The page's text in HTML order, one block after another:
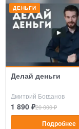
ДЕНЬГИ
Делай деньги
Дмитрий Богданов
1 890 ₽20 000 ₽
Подробнее